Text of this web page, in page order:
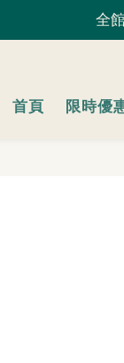
全
全
首頁 限時優